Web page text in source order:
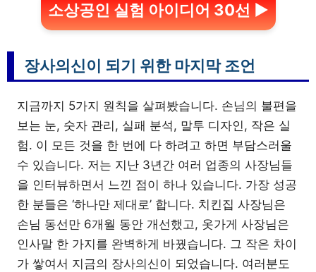
소상공인 실험 아이디어 30선 ▶
장사의신이 되기 위한 마지막 조언
지금까지 5가지 원칙을 살펴봤습니다. 손님의 불편을
보는 눈, 숫자 관리, 실패 분석, 말투 디자인, 작은 실
험. 이 모든 것을 한 번에 다 하려고 하면 부담스러울
수 있습니다. 저는 지난 3년간 여러 업종의 사장님들
을 인터뷰하면서 느낀 점이 하나 있습니다. 가장 성공
한 분들은 ‘하나만 제대로’ 합니다. 치킨집 사장님은
손님 동선만 6개월 동안 개선했고, 옷가게 사장님은
인사말 한 가지를 완벽하게 바꿨습니다. 그 작은 차이
가 쌓여서 지금의 장사의신이 되었습니다. 여러분도